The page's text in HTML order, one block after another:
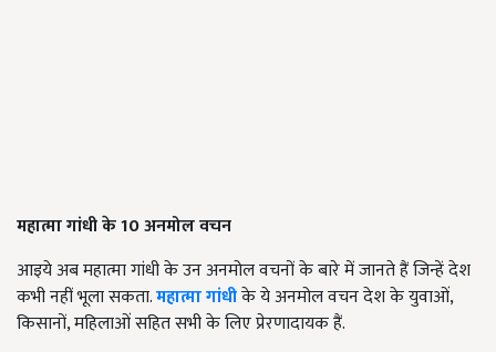
महात्मा गांधी के 10 अनमोल वचन
आइये अब महात्मा गांधी के उन अनमोल वचनों के बारे में जानते हैं जिन्हें देश
कभी नहीं भूला सकता.महात्मा गांधीके ये अनमोल वचन देश के युवाओं,
किसानों, महिलाओं सहित सभी के लिए प्रेरणादायक हैं.